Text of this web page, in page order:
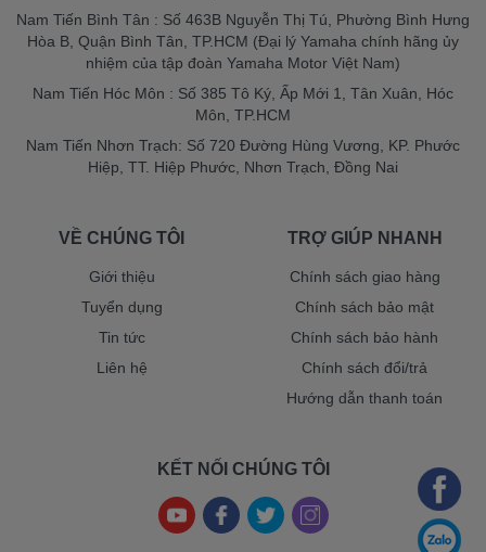
Nam Tiến Bình Tân : Số 463B Nguyễn Thị Tú, Phường Bình Hưng
Hòa B, Quận Bình Tân, TP.HCM (Đại lý Yamaha chính hãng ủy
nhiệm của tập đoàn Yamaha Motor Việt Nam)
Nam Tiến Hóc Môn : Số 385 Tô Ký, Ấp Mới 1, Tân Xuân, Hóc
Môn, TP.HCM
Nam Tiến Nhơn Trạch: Số 720 Đường Hùng Vương, KP. Phước
Hiệp, TT. Hiệp Phước, Nhơn Trạch, Đồng Nai
VỀ CHÚNG TÔI
Giới thiệu
Tuyển dụng
Tin tức
Liên hệ
TRỢ GIÚP NHANH
Chính sách giao hàng
Chính sách bảo mật
Chính sách bảo hành
Chính sách đổi/trả
Hướng dẫn thanh toán
KẾT NỐI CHÚNG TÔI